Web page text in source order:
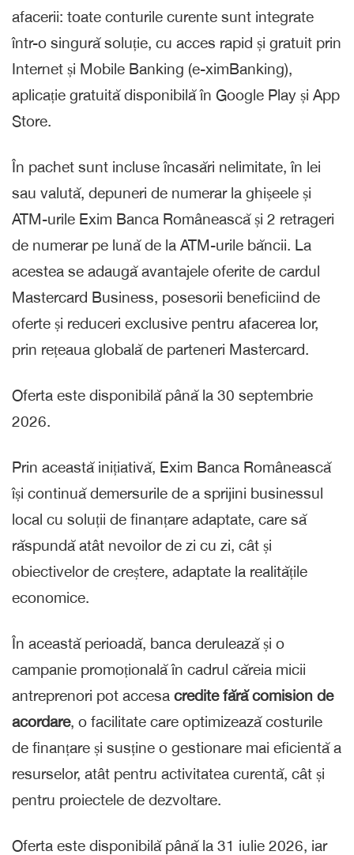
afacerii: toate conturile curente sunt integrate
într-o singură soluție, cu acces rapid și gratuit prin
Internet și Mobile Banking (e-ximBanking),
aplicație gratuită disponibilă în Google Play și App
Store.
În pachet sunt incluse încasări nelimitate, în lei
sau valută, depuneri de numerar la ghișeele și
ATM-urile Exim Banca Românească și 2 retrageri
de numerar pe lună de la ATM-urile băncii. La
acestea se adaugă avantajele oferite de cardul
Mastercard Business, posesorii beneficiind de
oferte și reduceri exclusive pentru afacerea lor,
prin rețeaua globală de parteneri Mastercard.
Oferta este disponibilă până la 30 septembrie
2026.
Prin această inițiativă, Exim Banca Românească
își continuă demersurile de a sprijini businessul
local cu soluții de finanțare adaptate, care să
răspundă atât nevoilor de zi cu zi, cât și
obiectivelor de creștere, adaptate la realitățile
economice.
În această perioadă, banca derulează și o
campanie promoțională în cadrul căreia micii
antreprenori pot accesa credite fără comision de
acordare, o facilitate care optimizează costurile
de finanțare și susține o gestionare mai eficientă a
resurselor, atât pentru activitatea curentă, cât și
pentru proiectele de dezvoltare.
Oferta este disponibilă până la 31 iulie 2026, iar